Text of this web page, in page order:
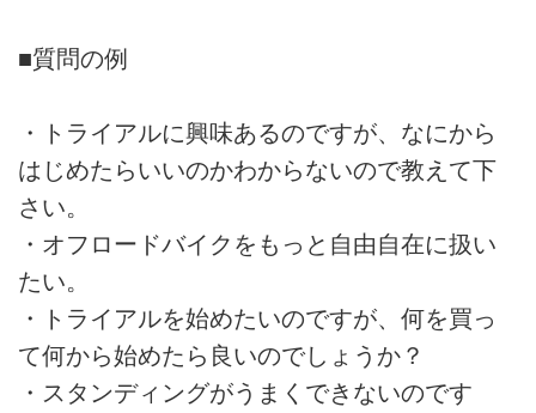
■質問の例
・トライアルに興味あるのですが、なにから
はじめたらいいのかわからないので教えて下
さい。
・オフロードバイクをもっと自由自在に扱い
たい。
・トライアルを始めたいのですが、何を買っ
て何から始めたら良いのでしょうか？
・スタンディングがうまくできないのです